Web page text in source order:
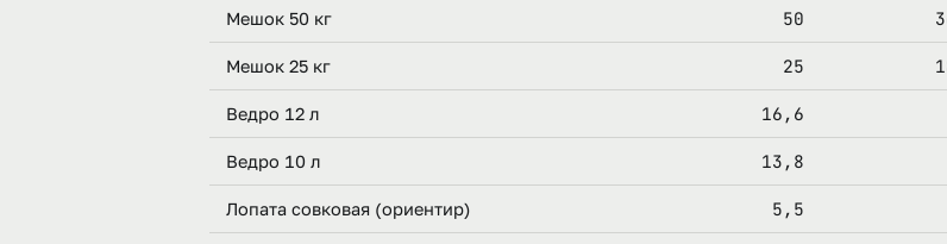
Мешок 50 кг 50
Мешок 25 кг 25
Ведро 12 л 16,6
Ведро 10 л 13,8
Лопата совковая (ориентир) 5,5